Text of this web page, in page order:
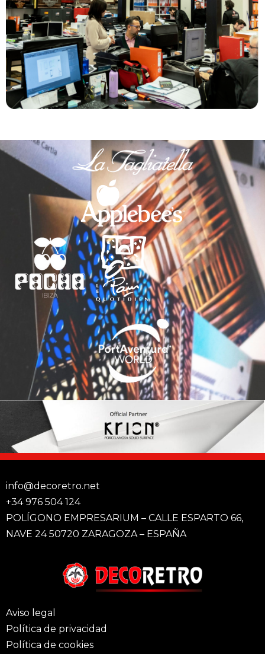
info@decoretro.net
+34 976 504 124
POLÍGONO EMPRESARIUM – CALLE ESPARTO 66,
NAVE 24 50720 ZARAGOZA – ESPAÑA
Aviso legal
Política de privacidad
Política de cookies